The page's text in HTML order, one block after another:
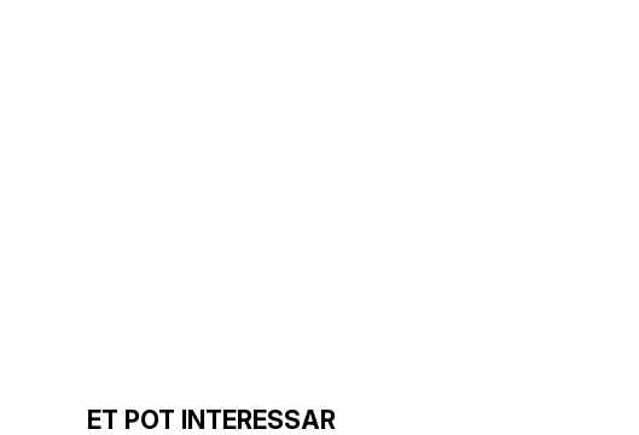
ET POT INTERESSAR